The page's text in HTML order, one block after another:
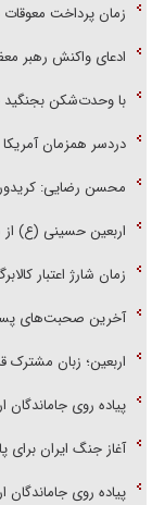
زمان پرداخت معوقات
ادعای واکنش رهبر
با وحدت‌شکن بجنگید
دردسر همزمان
محسن رضایی:
اربعین حسینی (ع) از
زمان شارژ اعتبار
آخرین صحبت‌های
اربعین؛ زبان مشترک
پیاده روی جاماندگان
آغاز جنگ ایران برای
پیاده روی جاماندگان